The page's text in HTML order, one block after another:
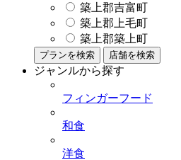
築上郡吉富町
築上郡上毛町
築上郡築上町
プランを検索 店舗を検索
ジャンルから探す
フィンガーフード
和食
洋食